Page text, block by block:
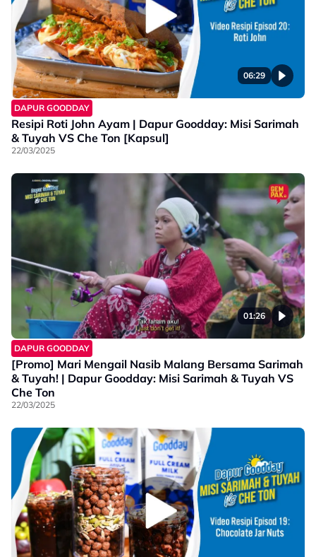
06:29
DAPUR GOODDAY
Resipi Roti John Ayam | Dapur Goodday: Misi Sarimah
& Tuyah VS Che Ton [Kapsul]
22/03/2025
01:26
DAPUR GOODDAY
[Promo] Mari Mengail Nasib Malang Bersama Sarimah
& Tuyah! | Dapur Goodday: Misi Sarimah & Tuyah VS
Che Ton
22/03/2025